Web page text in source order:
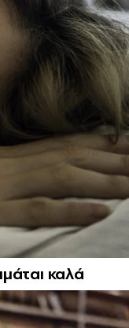
καλά